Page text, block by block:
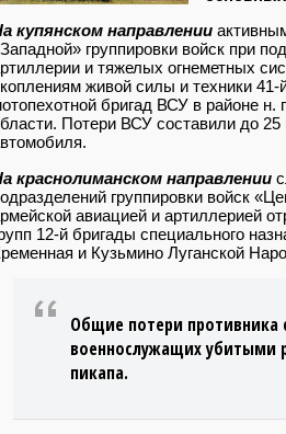
купянском направлении
группировки войск при
и тяжелых огнеметных
живой силы и техники 41-
бригад ВСУ в районе н.
Потери ВСУ составили до
краснолиманском направлении
группировки войск
авиацией и артиллерией
12-й бригады специального
и Кузьмино Луганской
Общие потери противника
военнослужащих убитыми
пикапа.